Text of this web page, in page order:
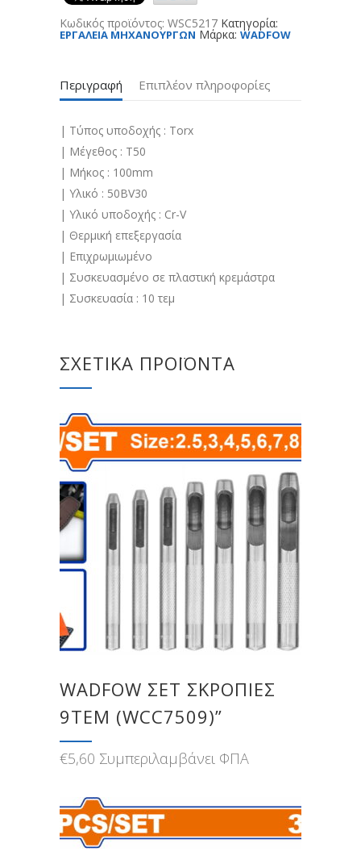
Κωδικός προϊόντος: WSC5217 Κατηγορία:
ΕΡΓΑΛΕΙΑ ΜΗΧΑΝΟΥΡΓΩΝ Μάρκα: WADFOW
Περιγραφή Επιπλέον πληροφορίες
| Τύπος υποδοχής : Torx
| Μέγεθος : T50
| Μήκος : 100mm
| Υλικό : 50BV30
| Υλικό υποδοχής : Cr-V
| Θερμική επεξεργασία
| Επιχρωμιωμένο
| Συσκευασμένο σε πλαστική κρεμάστρα
| Συσκευασία : 10 τεμ
ΣΧΕΤΙΚΆ ΠΡΟΪΌΝΤΑ
WADFOW ΣΕΤ ΣΚΡΟΠΙΕΣ
9ΤΕΜ (WCC7509)”
€5,60 Συμπεριλαμβάνει ΦΠΑ